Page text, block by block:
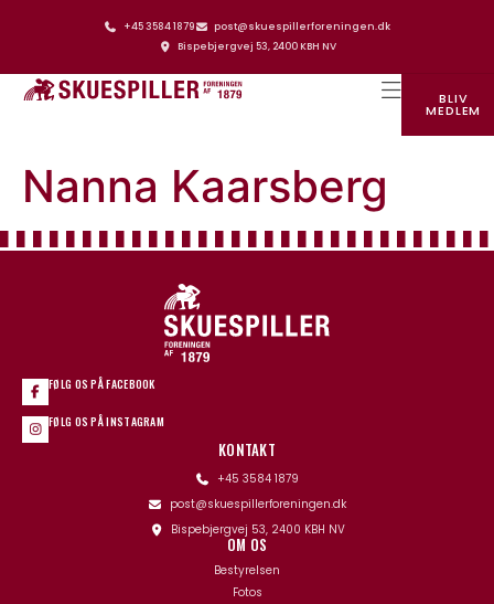
+45 3584 1879
post@skuespillerforeningen.dk
Bispebjergvej 53, 2400 KBH NV
BLIV
MEDLEM
Nanna Kaarsberg
FØLG OS PÅ FACEBOOK
FØLG OS PÅ INSTAGRAM
KONTAKT
+45 3584 1879
post@skuespillerforeningen.dk
Bispebjergvej 53, 2400 KBH NV
OM OS
Bestyrelsen
Fotos